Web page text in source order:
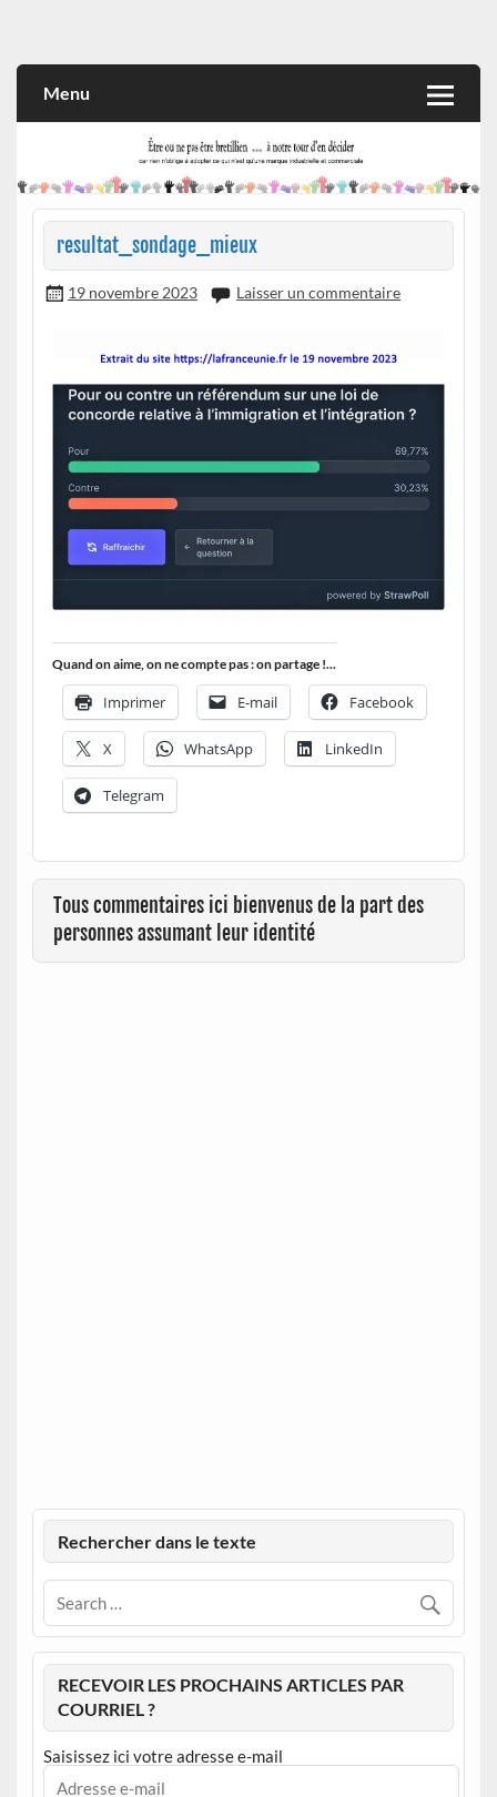
et commerciale
Menu
resultat_sondage_mieux
19 novembre 2023 Laisser un commentaire
Quand on aime, on ne compte pas : on partage !...
Imprimer E-mail Facebook
X WhatsApp LinkedIn
Telegram
Tous commentaires ici bienvenus de la part des
personnes assumant leur identité
Rechercher dans le texte
RECEVOIR LES PROCHAINS ARTICLES PAR
COURRIEL ?
Saisissez ici votre adresse e-mail
Adresse